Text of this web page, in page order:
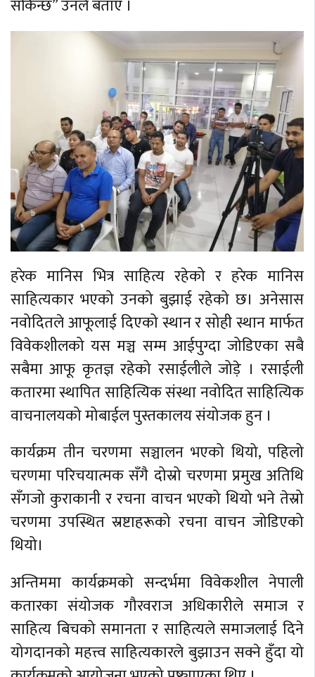
सकिन्छ” उनले बताए ।
हरेक मानिस भित्र साहित्य रहेको र हरेक मानिस
साहित्यकार भएको उनको बुझाई रहेको छ। अनेसास
नवोदितले आफूलाई दिएको स्थान र सोही स्थान मार्फत
विवेकशीलको यस मञ्च सम्म आईपुग्दा जोडिएका सबै
सबैमा आफू कृतज्ञ रहेको रसाईलीले जोड़े । रसाईली
कतारमा स्थापित साहित्यिक संस्था नवोदित साहित्यिक
वाचनालयको मोबाईल पुस्तकालय संयोजक हुन ।
कार्यक्रम तीन चरणमा सञ्चालन भएको थियो, पहिलो
चरणमा परिचयात्मक सँगै दोस्रो चरणमा प्रमुख अतिथि
सँगजो कुराकानी र रचना वाचन भएको थियो भने तेस्रो
चरणमा उपस्थित स्रष्टाहरूको रचना वाचन जोडिएको
थियो।
अन्तिममा कार्यक्रमको सन्दर्भमा विवेकशील नेपाली
कतारका संयोजक गौरवराज अधिकारीले समाज र
साहित्य बिचको समानता र साहित्यले समाजलाई दिने
योगदानको महत्त्व साहित्यकारले बुझाउन सक्ने हुँदा यो